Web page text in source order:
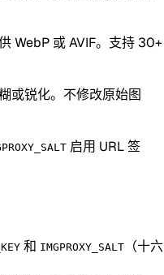
WebP 或 AVIF。支持 30+
或锐化。不修改原始图
启用 URL 签
和 IMGPROXY_SALT
（十六